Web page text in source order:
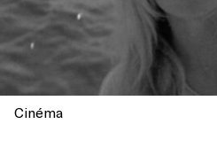
Cinéma